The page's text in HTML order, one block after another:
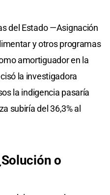
del Estado —Asignación
y otros programas
amortiguador en la
la investigadora
la indigencia pasaría
subiría del 36,3% al
o